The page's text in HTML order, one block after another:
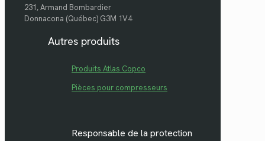
231, Armand Bombardier
Donnacona (Québec) G3M 1V4
Autres produits
Produits Atlas Copco
Pièces pour compresseurs
Responsable de la protection